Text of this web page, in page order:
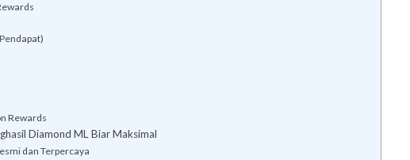
Rewards
Diamond ML Biar Maksimal
dan Terpercaya